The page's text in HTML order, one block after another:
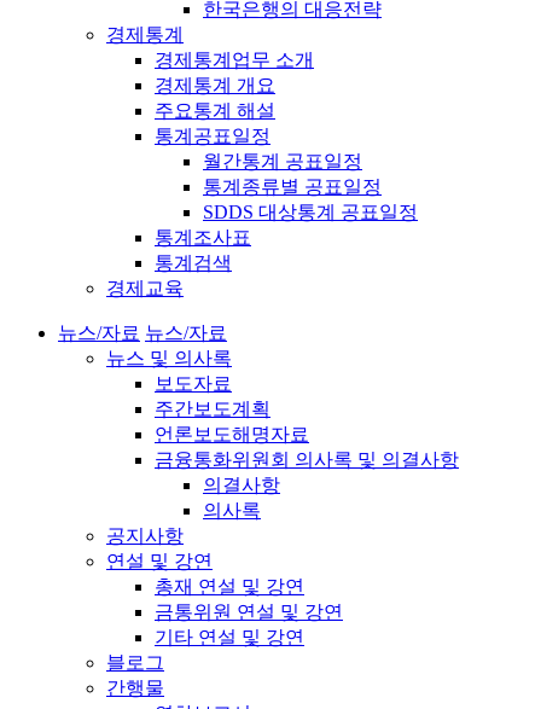
한국은행의 대응전략
경제통계
경제통계업무 소개
경제통계 개요
주요통계 해설
통계공표일정
월간통계 공표일정
통계종류별 공표일정
SDDS 대상통계 공표일정
통계조사표
통계검색
경제교육
뉴스/자료 뉴스/자료
뉴스 및 의사록
보도자료
주간보도계획
언론보도해명자료
금융통화위원회 의사록 및 의결사항
의결사항
의사록
공지사항
연설 및 강연
총재 연설 및 강연
금통위원 연설 및 강연
기타 연설 및 강연
블로그
간행물